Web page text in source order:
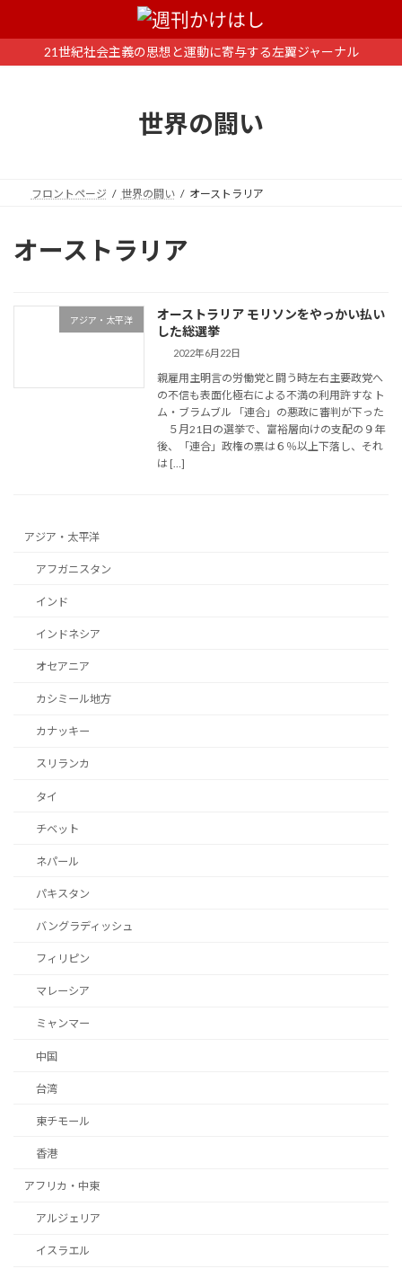
ン
ー
21世紀社会主義の思想と運動に寄与する左翼ジャーナル
世界の闘い
フロントページ 世界の闘い オーストラリア
オーストラリア
アジア・太平洋
オーストラリア モリソンをやっかい払い
した総選挙
2022年6月22日
親雇用主明言の労働党と闘う時左右主要政党へ
の不信も表面化極右による不満の利用許すな ト
ム・ブラムブル 「連合」の悪政に審判が下った
５月21日の選挙で、富裕層向けの支配の９年
後、「連合」政権の票は６％以上下落し、それ
は […]
アジア・太平洋
アフガニスタン
インド
インドネシア
オセアニア
カシミール地方
カナッキー
スリランカ
タイ
チベット
ネパール
パキスタン
バングラディッシュ
フィリピン
マレーシア
ミャンマー
中国
台湾
東チモール
香港
アフリカ・中東
アルジェリア
イスラエル